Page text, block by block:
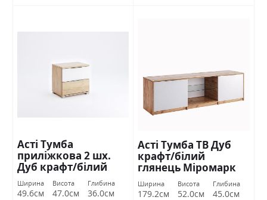
Асті Тумба
приліжкова 2 шх.
Дуб крафт/білий
глянець Міромарк
Ширина
49.6см
Висота
47.0см
Глибина
36.0см
Асті Тумба ТВ Дуб
крафт/білий
глянець Міромарк
Ширина
179.2см
Висота
52.0см
Глибина
45.0см